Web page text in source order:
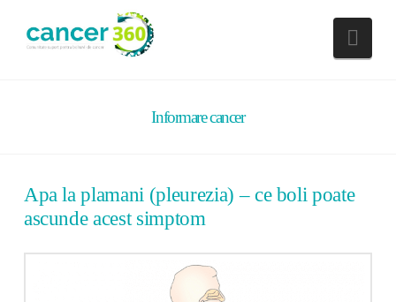
Informare cancer
Apa la plamani (pleurezia) – ce boli poate
ascunde acest simptom